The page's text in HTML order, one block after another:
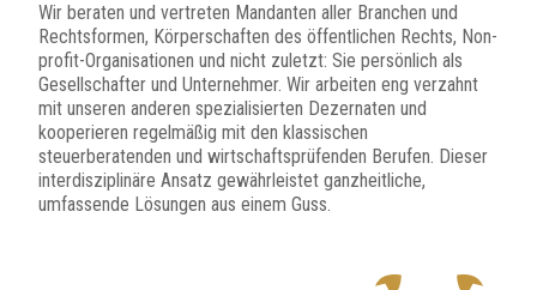
Wir beraten und vertreten Mandanten aller Branchen und
Rechtsformen, Körperschaften des öffentlichen Rechts, Non-
profit-Organisationen und nicht zuletzt: Sie persönlich als
Gesellschafter und Unternehmer. Wir arbeiten eng verzahnt
mit unseren anderen spezialisierten Dezernaten und
kooperieren regelmäßig mit den klassischen
steuerberatenden und wirtschaftsprüfenden Berufen. Dieser
interdisziplinäre Ansatz gewährleistet ganzheitliche,
umfassende Lösungen aus einem Guss.